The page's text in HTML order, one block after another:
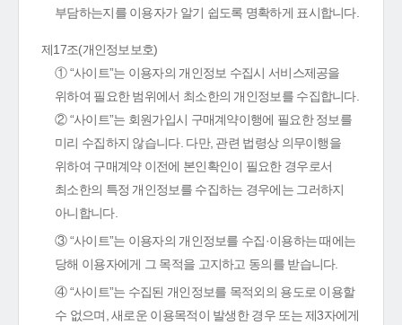
부담하는지를 이용자가 알기 쉽도록 명확하게 표시합니다.
제17조(개인정보보호)
① “사이트”는 이용자의 개인정보 수집시 서비스제공을
위하여 필요한 범위에서 최소한의 개인정보를 수집합니다.
② “사이트”는 회원가입시 구매계약이행에 필요한 정보를
미리 수집하지 않습니다. 다만, 관련 법령상 의무이행을
위하여 구매계약 이전에 본인확인이 필요한 경우로서
최소한의 특정 개인정보를 수집하는 경우에는 그러하지
아니합니다.
③ “사이트”는 이용자의 개인정보를 수집·이용하는 때에는
당해 이용자에게 그 목적을 고지하고 동의를 받습니다.
④ “사이트”는 수집된 개인정보를 목적외의 용도로 이용할
수 없으며, 새로운 이용목적이 발생한 경우 또는 제3자에게